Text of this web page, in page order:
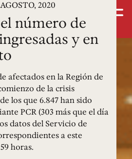
2020
número de
y en
afectados en la Región de
de la crisis
los que 6.847 han sido
PCR (303 más que el día
datos del Servicio de
a este
horas.